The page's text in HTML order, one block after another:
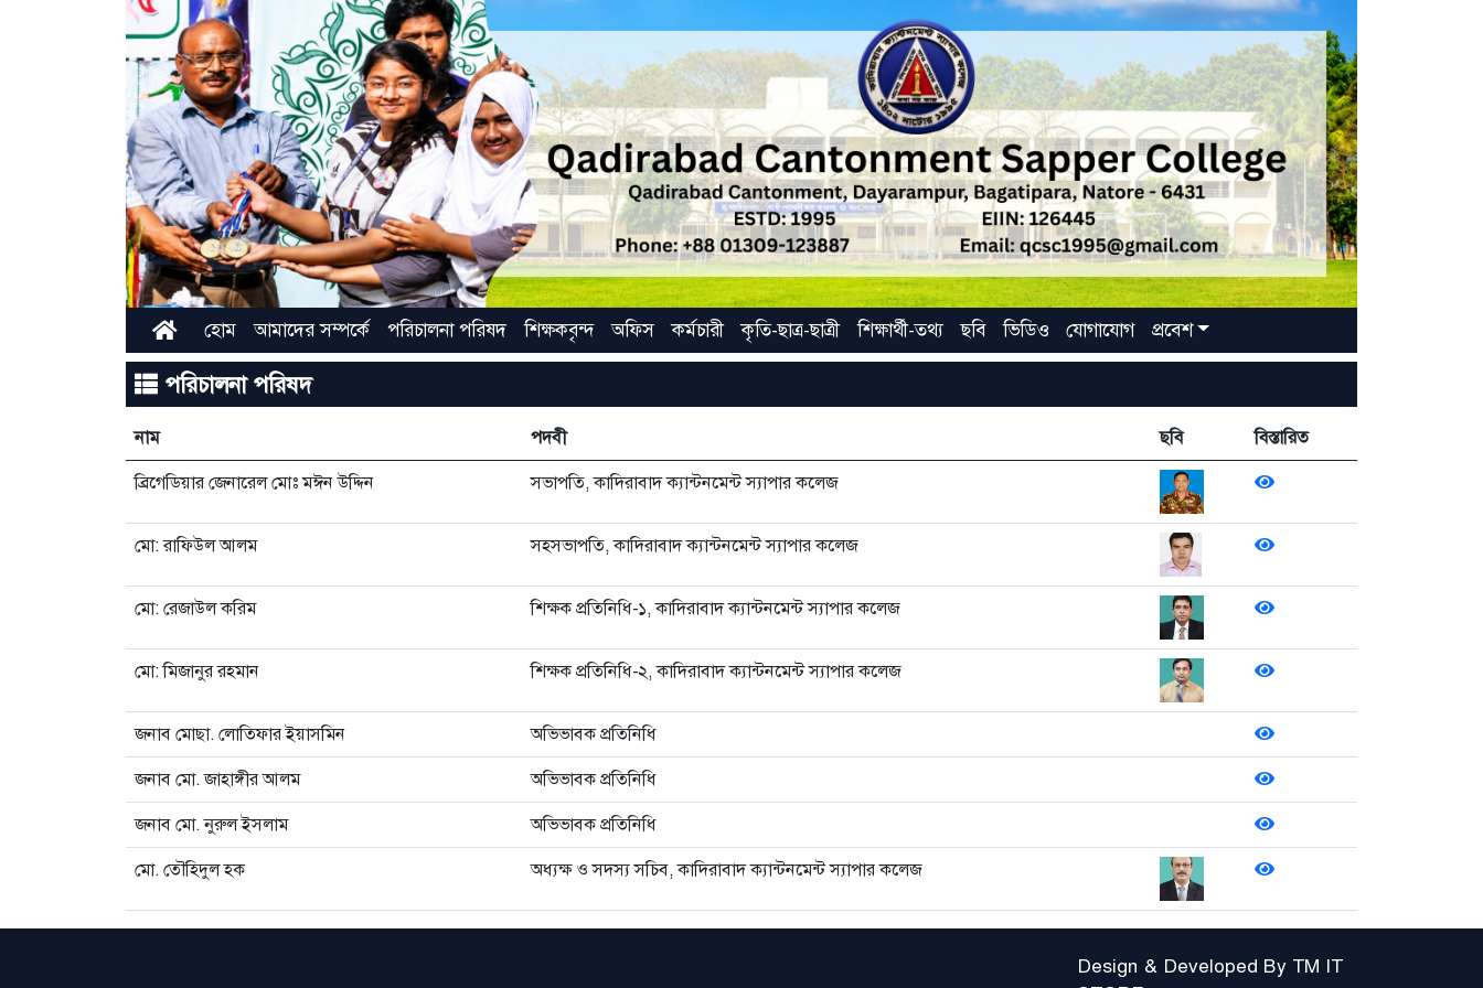
হোম আমাদের সম্পর্কে পরিচালনা পরিষদ শিক্ষকবৃন্দ অফিস কর্মচারী কৃতি-ছাত্র-ছাত্রী শিক্ষার্থী-তথ্য ছবি ভিডিও যোগাযোগ প্রবেশ
পরিচালনা পরিষদ
নাম পদবী ছবি
বিস্তারিত
ব্রিগেডিয়ার জেনারেল মোঃ মঈন উদ্দিন
সভাপতি, কাদিরাবাদ ক্যান্টনমেন্ট স্যাপার কলেজ
মো: রাফিউল আলম সহসভাপতি, কাদিরাবাদ ক্যান্টনমেন্ট স্যাপার কলেজ
মো: রেজাউল করিম শিক্ষক প্রতিনিধি-১, কাদিরাবাদ ক্যান্টনমেন্ট স্যাপার কলেজ
মো: মিজানুর রহমান শিক্ষক প্রতিনিধি-২, কাদিরাবাদ ক্যান্টনমেন্ট স্যাপার কলেজ
জনাব মোছা. লোতিফার ইয়াসমিন
অভিভাবক প্রতিনিধি
জনাব মো. জাহাঙ্গীর আলম
অভিভাবক প্রতিনিধি
জনাব মো. নুরুল ইসলাম
অভিভাবক প্রতিনিধি
মো. তৌহিদুল হক
অধ্যক্ষ ও সদস্য সচিব, কাদিরাবাদ ক্যান্টনমেন্ট স্যাপার কলেজ
Design & Developed By TM IT